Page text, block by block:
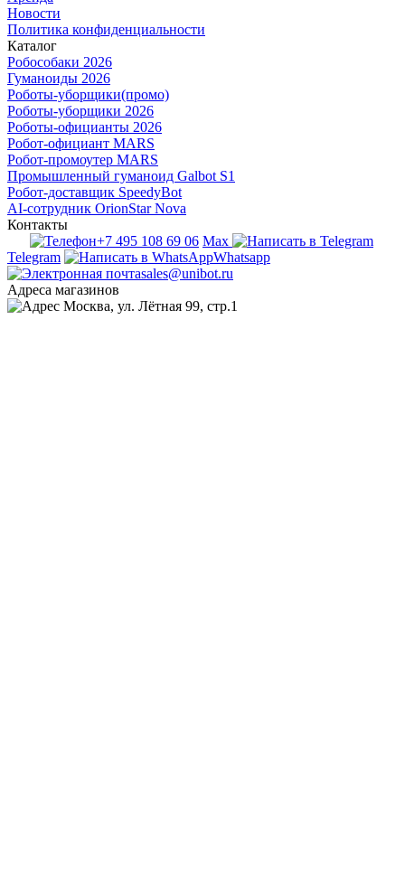
Новости
Политика конфиденциальности
Каталог
Робособаки 2026
Гуманоиды 2026
Роботы-уборщики(промо)
Роботы-уборщики 2026
Роботы-официанты 2026
Робот-официант MARS
Робот-промоутер MARS
Промышленный гуманоид Galbot S1
Робот-доставщик SpeedyBot
AI-сотрудник OrionStar Nova
Контакты
+7 495 108 69 06 Max
Telegram
Whatsapp
sales@unibot.ru
Адреса магазинов
Москва, ул. Лётная 99, стр.1